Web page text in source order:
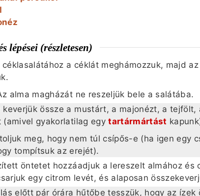
lépései (részletesen)
céklasalátához a céklát meghámozzuk, majd
alma magházát ne reszeljük bele a salátába.
keverjük össze a mustárt, a majonézt, a
(amivel gyakorlatilag egytartármártást
meg, hogy nem túl csípős-e (ha igen egy
tompítsuk az erejét).
öntetet hozzáadjuk a lereszelt almához és
egy citrom levét, és alaposan
előtt pár órára hűtőbe tesszük, hogy az ízek